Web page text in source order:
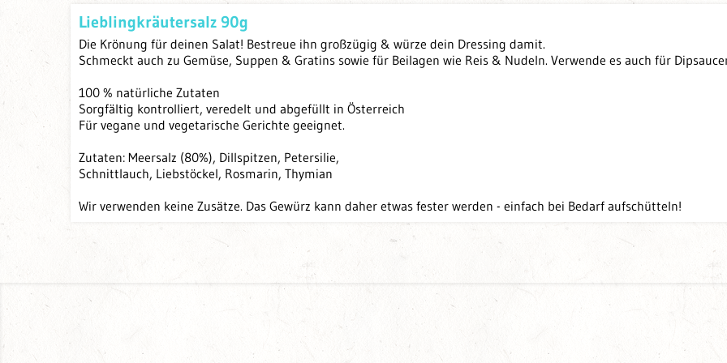
Lieblingkräutersalz 90g
Die Krönung für deinen Salat! Bestreue ihn großzügig & würze dein Dressing damit.
Schmeckt auch zu Gemüse, Suppen & Gratins sowie für Beilagen wie Reis & Nudeln. Verwende es auch für
100 % natürliche Zutaten
Sorgfältig kontrolliert, veredelt und abgefüllt in Österreich
Für vegane und vegetarische Gerichte geeignet.
Zutaten: Meersalz (80%), Dillspitzen, Petersilie,
Schnittlauch, Liebstöckel, Rosmarin, Thymian
Wir verwenden keine Zusätze. Das Gewürz kann daher etwas fester werden - einfach bei Bedarf aufschütteln!